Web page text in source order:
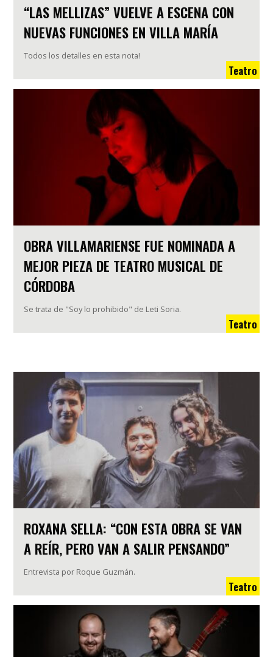
“LAS MELLIZAS” VUELVE A ESCENA CON
NUEVAS FUNCIONES EN VILLA MARÍA
Todos los detalles en esta nota!
Teatro
OBRA VILLAMARIENSE FUE NOMINADA A
MEJOR PIEZA DE TEATRO MUSICAL DE
CÓRDOBA
Se trata de "Soy lo prohibido" de Leti Soria.
Teatro
ROXANA SELLA: “CON ESTA OBRA SE VAN
A REÍR, PERO VAN A SALIR PENSANDO”
Entrevista por Roque Guzmán.
Teatro